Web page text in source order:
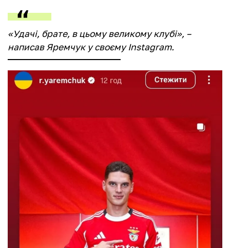
«Удачі, брате, в цьому великому клубі», –
написав Яремчук у своєму Instagram.